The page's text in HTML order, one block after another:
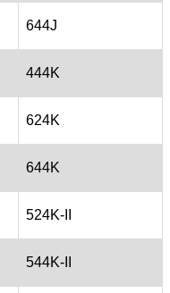
644J
444K
624K
644K
524K-II
544K-II